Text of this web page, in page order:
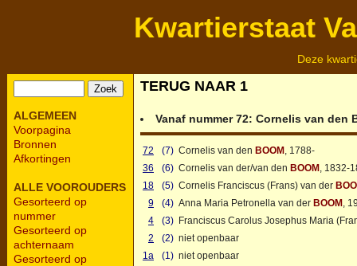
Kwartierstaat
Deze
ALGEMEEN
Voorpagina
Bronnen
Afkortingen
ALLE VOOROUDERS
Gesorteerd op
nummer
Gesorteerd op
achternaam
Gesorteerd op
TERUG NAAR 1
Vanaf nummer 72: Cornelis van den
72 (7) Cornelis van den BOOM , 1788-
36
(6) Cornelis van der/van den BOOM , 1832-
18
(5) Cornelis Franciscus (Frans) van der
9
(4) Anna Maria Petronella van der BOOM ,
4
(3) Franciscus Carolus Josephus Maria
2
(2) niet openbaar
1a
(1) niet openbaar